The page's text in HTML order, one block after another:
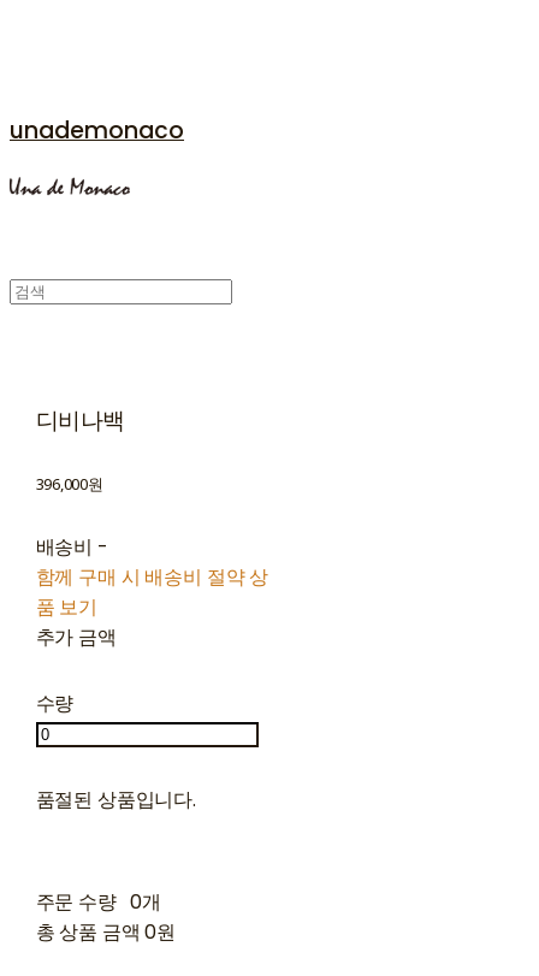
unademonaco
디비나백
396,000원
배송비 -
함께 구매 시 배송비 절약 상
품 보기
추가 금액
수량
품절된 상품입니다.
주문 수량 0개
총 상품 금액 0원